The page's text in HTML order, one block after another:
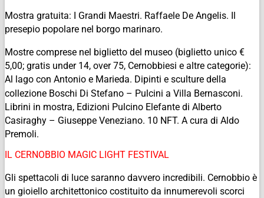
Mostra gratuita: I Grandi Maestri. Raffaele De Angelis. Il
presepio popolare nel borgo marinaro.
Mostre comprese nel biglietto del museo (biglietto unico €
5,00; gratis under 14, over 75, Cernobbiesi e altre categorie):
Al lago con Antonio e Marieda. Dipinti e sculture della
collezione Boschi Di Stefano – Pulcini a Villa Bernasconi.
Librini in mostra, Edizioni Pulcino Elefante di Alberto
Casiraghy – Giuseppe Veneziano. 10 NFT. A cura di Aldo
Premoli.
IL CERNOBBIO MAGIC LIGHT FESTIVAL
Gli spettacoli di luce saranno davvero incredibili. Cernobbio è
un gioiello architettonico costituito da innumerevoli scorci